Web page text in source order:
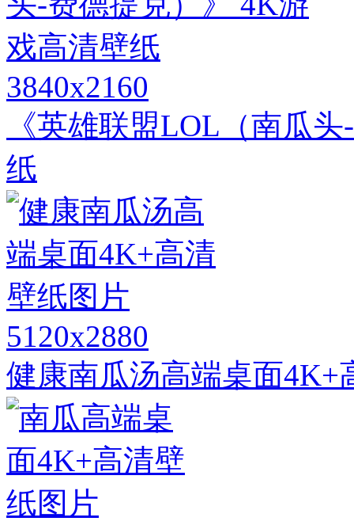
3840x2160
《英雄联盟LOL（南瓜
纸
5120x2880
健康南瓜汤高端桌面4K+